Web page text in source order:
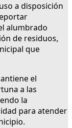
a disposición
alumbrado
de residuos,
que
el
a las
la
para atender